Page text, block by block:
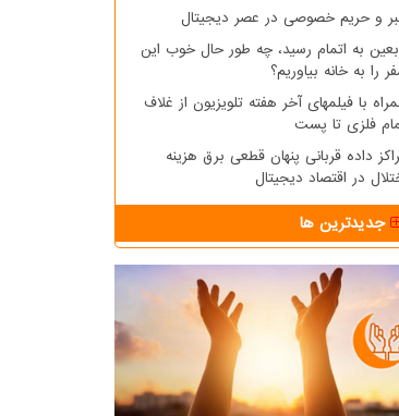
و حریم خصوصی در عصر دیجیتال
به اتمام رسید، چه طور حال خوب این
را به خانه بیاوریم؟
با فیلمهای آخر هفته تلویزیون از غلاف
فلزی تا پست
داده قربانی پنهان قطعی برق هزینه
در اقتصاد دیجیتال
جدیدترین ها